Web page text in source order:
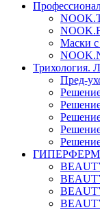
Маски
Трихология.
Пред-